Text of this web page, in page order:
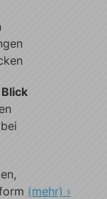
bei
(mehr) ›